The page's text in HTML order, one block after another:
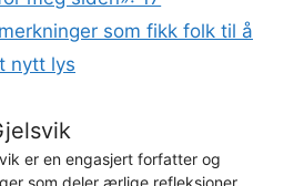
som fikk folk til å
nytt lys
er en engasjert forfatter og
som deler ærlige refleksjoner,